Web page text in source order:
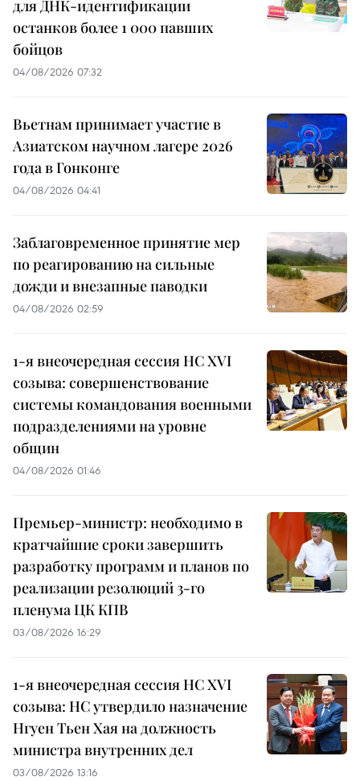
для ДНК-идентификации
останков более 1 000 павших
бойцов
04/08/2026 07:32
Вьетнам принимает участие в
Азиатском научном лагере 2026
года в Гонконге
04/08/2026 04:41
Заблаговременное принятие мер
по реагированию на сильные
дожди и внезапные паводки
04/08/2026 02:59
1-я внеочередная сессия НС XVI
созыва: совершенствование
системы командования военными
подразделениями на уровне
общин
04/08/2026 01:46
Премьер-министр: необходимо в
кратчайшие сроки завершить
разработку программ и планов по
реализации резолюций 3-го
пленума ЦК КПВ
03/08/2026 16:29
1-я внеочередная сессия НС XVI
созыва: НС утвердило назначение
Нгуен Тьен Хая на должность
министра внутренних дел
03/08/2026 13:16